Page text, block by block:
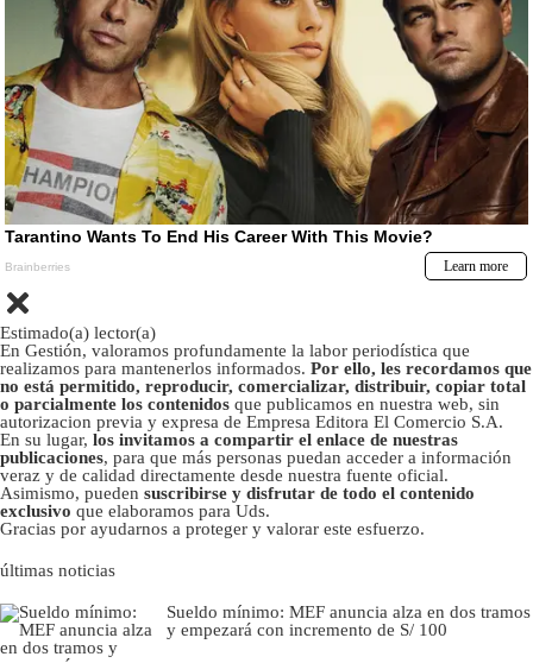
Estimado(a) lector(a)
En Gestión, valoramos profundamente la labor periodística que
realizamos para mantenerlos informados. Por ello, les recordamos que
no está permitido, reproducir, comercializar, distribuir, copiar total
o parcialmente los contenidos que publicamos en nuestra web, sin
autorizacion previa y expresa de Empresa Editora El Comercio S.A.
En su lugar, los invitamos a compartir el enlace de nuestras
publicaciones, para que más personas puedan acceder a información
veraz y de calidad directamente desde nuestra fuente oficial.
Asimismo, pueden suscribirse y disfrutar de todo el contenido
exclusivo que elaboramos para Uds.
Gracias por ayudarnos a proteger y valorar este esfuerzo.
últimas noticias
Sueldo mínimo: MEF anuncia alza en dos tramos
y empezará con incremento de S/ 100